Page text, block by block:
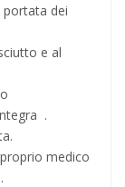
dei
e al
.
medico